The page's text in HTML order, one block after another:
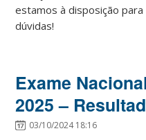
estamos à disposição
dúvidas!
Exame
2025 –
03/10/2024 18:16